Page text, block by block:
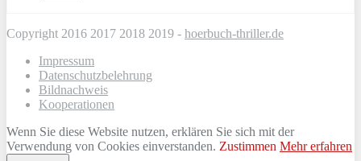
Copyright 2016 2017 2018 2019 - hoerbuch-thriller.de
Impressum
Datenschutzbelehrung
Bildnachweis
Kooperationen
Wenn Sie diese Website nutzen, erklären Sie sich mit der
Verwendung von Cookies einverstanden. Zustimmen Mehr erfahren